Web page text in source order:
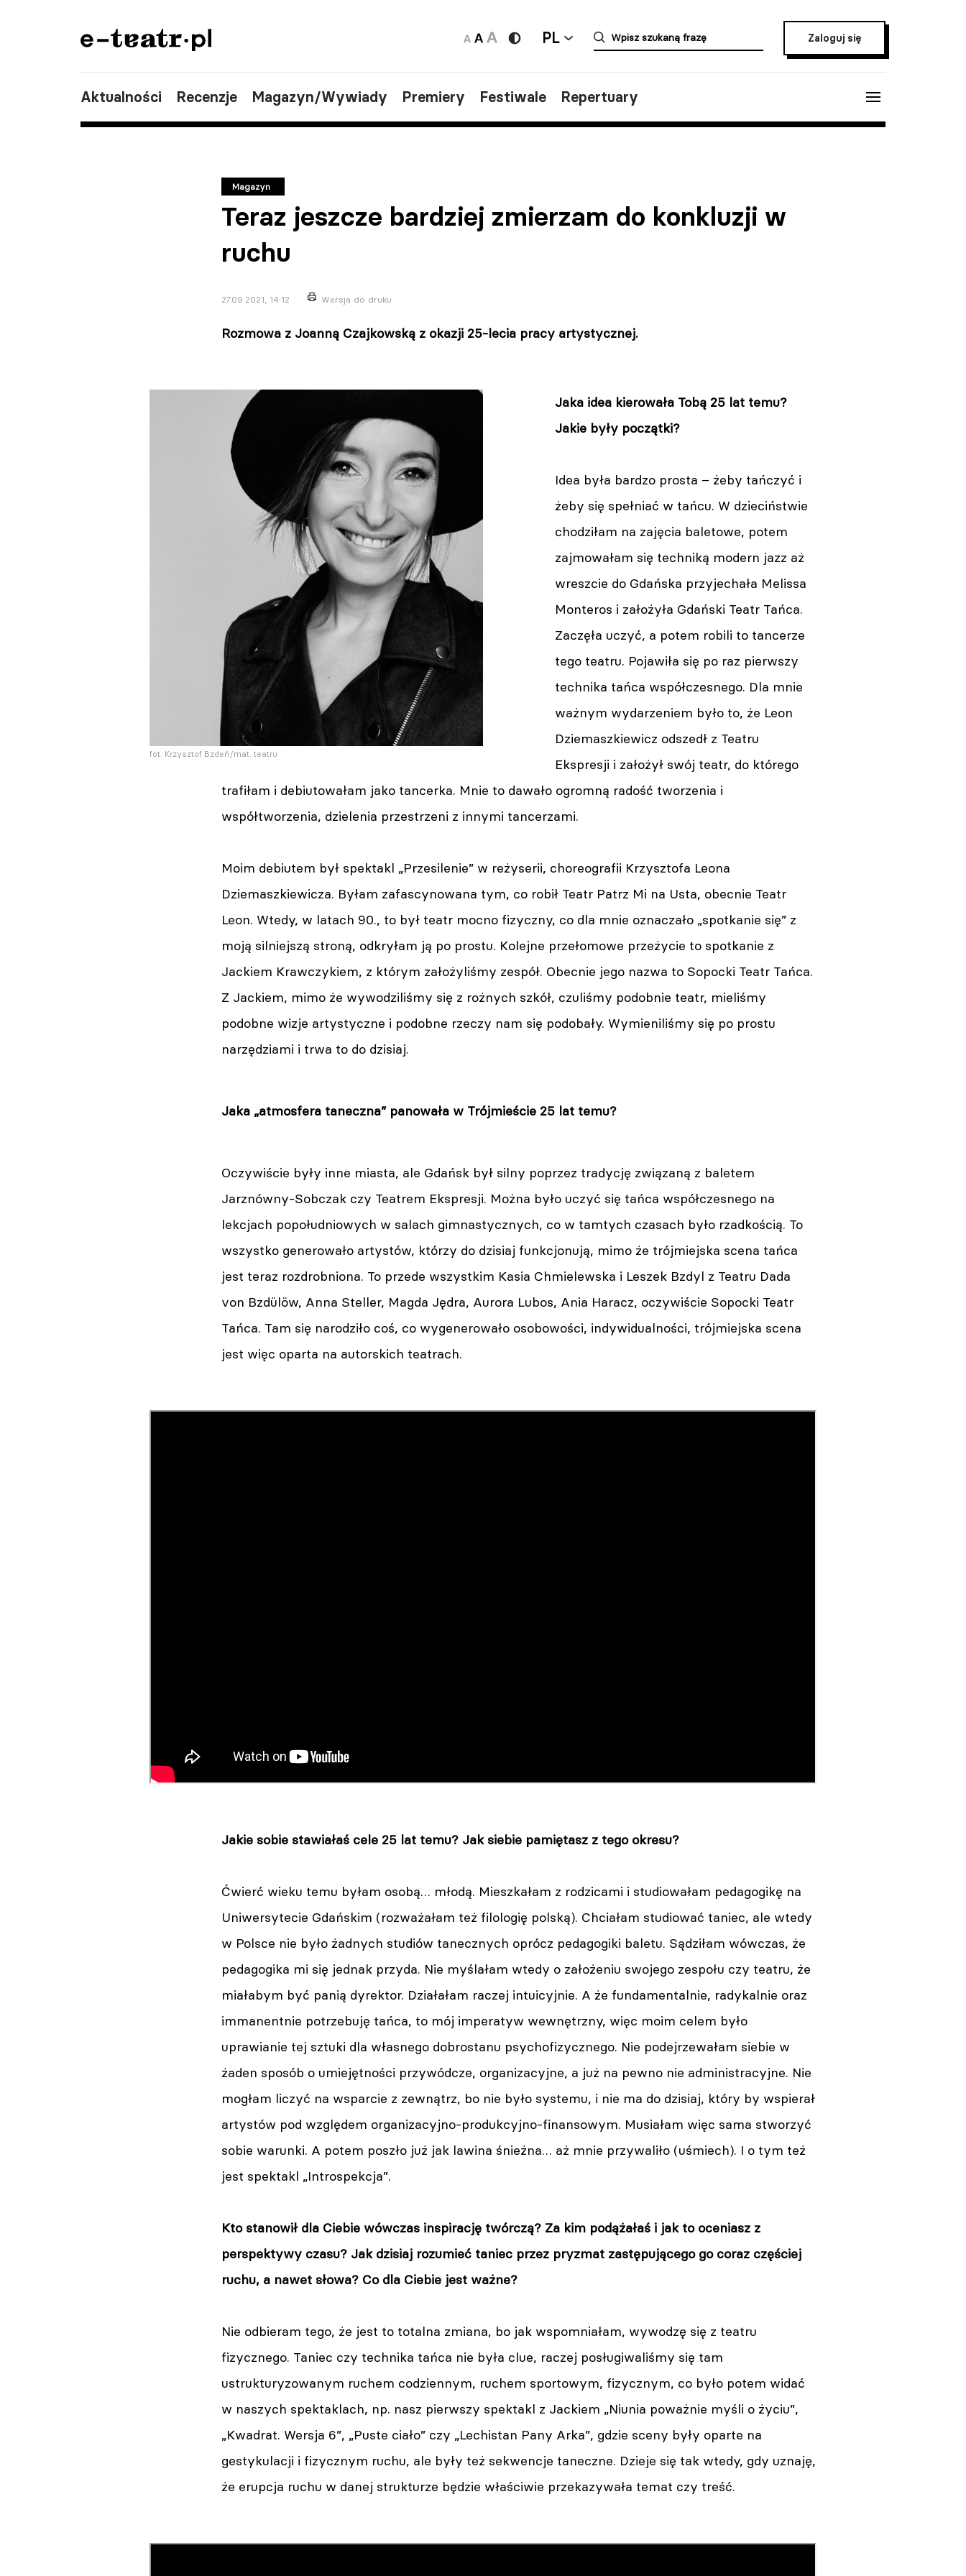
PL Zaloguj się
Aktualności Recenzje Magazyn/Wywiady Premiery Festiwale Repertuary
Magazyn
Teraz jeszcze bardziej zmierzam do konkluzji w
ruchu
27.09.2021, 14:12 Wersja do druku
Rozmowa z Joanną Czajkowską z okazji 25-lecia pracy artystycznej.
fot. Krzysztof Bzdeń/mat. teatru
Jaka idea kierowała Tobą 25 lat temu?
Jakie były początki?
Idea była bardzo prosta – żeby tańczyć i
żeby się spełniać w tańcu. W dzieciństwie
chodziłam na zajęcia baletowe, potem
zajmowałam się techniką modern jazz aż
wreszcie do Gdańska przyjechała Melissa
Monteros i założyła Gdański Teatr Tańca.
Zaczęła uczyć, a potem robili to tancerze
tego teatru. Pojawiła się po raz pierwszy
technika tańca współczesnego. Dla mnie
ważnym wydarzeniem było to, że Leon
Dziemaszkiewicz odszedł z Teatru
Ekspresji i założył swój teatr, do którego
trafiłam i debiutowałam jako tancerka. Mnie to dawało ogromną radość tworzenia i
współtworzenia, dzielenia przestrzeni z innymi tancerzami.
Moim debiutem był spektakl „Przesilenie” w reżyserii, choreografii Krzysztofa Leona
Dziemaszkiewicza. Byłam zafascynowana tym, co robił Teatr Patrz Mi na Usta, obecnie Teatr
Leon. Wtedy, w latach 90., to był teatr mocno fizyczny, co dla mnie oznaczało „spotkanie się” z
moją silniejszą stroną, odkryłam ją po prostu. Kolejne przełomowe przeżycie to spotkanie z
Jackiem Krawczykiem, z którym założyliśmy zespół. Obecnie jego nazwa to Sopocki Teatr Tańca.
Z Jackiem, mimo że wywodziliśmy się z rożnych szkół, czuliśmy podobnie teatr, mieliśmy
podobne wizje artystyczne i podobne rzeczy nam się podobały. Wymieniliśmy się po prostu
narzędziami i trwa to do dzisiaj.
Jaka „atmosfera taneczna” panowała w Trójmieście 25 lat temu?
Oczywiście były inne miasta, ale Gdańsk był silny poprzez tradycję związaną z baletem
Jarznówny-Sobczak czy Teatrem Ekspresji. Można było uczyć się tańca współczesnego na
lekcjach popołudniowych w salach gimnastycznych, co w tamtych czasach było rzadkością. To
wszystko generowało artystów, którzy do dzisiaj funkcjonują, mimo że trójmiejska scena tańca
jest teraz rozdrobniona. To przede wszystkim Kasia Chmielewska i Leszek Bzdyl z Teatru Dada
von Bzdülöw, Anna Steller, Magda Jędra, Aurora Lubos, Ania Haracz, oczywiście Sopocki Teatr
Tańca. Tam się narodziło coś, co wygenerowało osobowości, indywidualności, trójmiejska scena
jest więc oparta na autorskich teatrach.
Jakie sobie stawiałaś cele 25 lat temu? Jak siebie pamiętasz z tego okresu?
Ćwierć wieku temu byłam osobą… młodą. Mieszkałam z rodzicami i studiowałam pedagogikę na
Uniwersytecie Gdańskim (rozważałam też filologię polską). Chciałam studiować taniec, ale wtedy
w Polsce nie było żadnych studiów tanecznych oprócz pedagogiki baletu. Sądziłam wówczas, że
pedagogika mi się jednak przyda. Nie myślałam wtedy o założeniu swojego zespołu czy teatru, że
miałabym być panią dyrektor. Działałam raczej intuicyjnie. A że fundamentalnie, radykalnie oraz
immanentnie potrzebuję tańca, to mój imperatyw wewnętrzny, więc moim celem było
uprawianie tej sztuki dla własnego dobrostanu psychofizycznego. Nie podejrzewałam siebie w
żaden sposób o umiejętności przywódcze, organizacyjne, a już na pewno nie administracyjne. Nie
mogłam liczyć na wsparcie z zewnątrz, bo nie było systemu, i nie ma do dzisiaj, który by wspierał
artystów pod względem organizacyjno-produkcyjno-finansowym. Musiałam więc sama stworzyć
sobie warunki. A potem poszło już jak lawina śnieżna… aż mnie przywaliło (uśmiech). I o tym też
jest spektakl „Introspekcja”.
Kto stanowił dla Ciebie wówczas inspirację twórczą? Za kim podążałaś i jak to oceniasz z
perspektywy czasu? Jak dzisiaj rozumieć taniec przez pryzmat zastępującego go coraz częściej
ruchu, a nawet słowa? Co dla Ciebie jest ważne?
Nie odbieram tego, że jest to totalna zmiana, bo jak wspomniałam, wywodzę się z teatru
fizycznego. Taniec czy technika tańca nie była clue, raczej posługiwaliśmy się tam
ustrukturyzowanym ruchem codziennym, ruchem sportowym, fizycznym, co było potem widać
w naszych spektaklach, np. nasz pierwszy spektakl z Jackiem „Niunia poważnie myśli o życiu”,
„Kwadrat. Wersja 6”, „Puste ciało” czy „Lechistan Pany Arka”, gdzie sceny były oparte na
gestykulacji i fizycznym ruchu, ale były też sekwencje taneczne. Dzieje się tak wtedy, gdy uznaję,
że erupcja ruchu w danej strukturze będzie właściwie przekazywała temat czy treść.